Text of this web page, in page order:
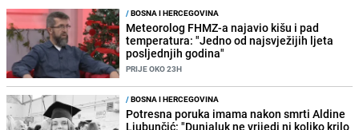
/BOSNA I HERCEGOVINA
Meteorolog FHMZ-a najavio kišu i pad
temperatura: "Jedno od najsvježijih ljeta
posljednjih godina"
PRIJE OKO 23H
/BOSNA I HERCEGOVINA
Potresna poruka imama nakon smrti Aldine
Ljubunčić: "Dunjaluk ne vrijedi ni koliko krilo